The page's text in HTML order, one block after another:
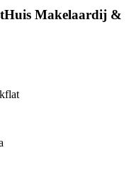
Makelaardij &